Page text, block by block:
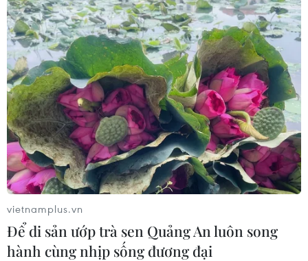
vietnamplus.vn
Để di sản ướp trà sen Quảng An luôn song
hành cùng nhịp sống đương đại